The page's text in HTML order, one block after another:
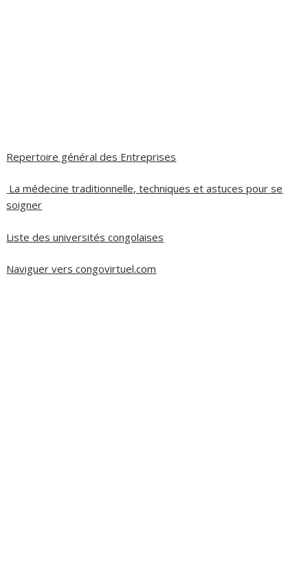
Repertoire général des Entreprises
La médecine traditionnelle, techniques et astuces pour se
soigner
Liste des universités congolaises
Naviguer vers congovirtuel.com